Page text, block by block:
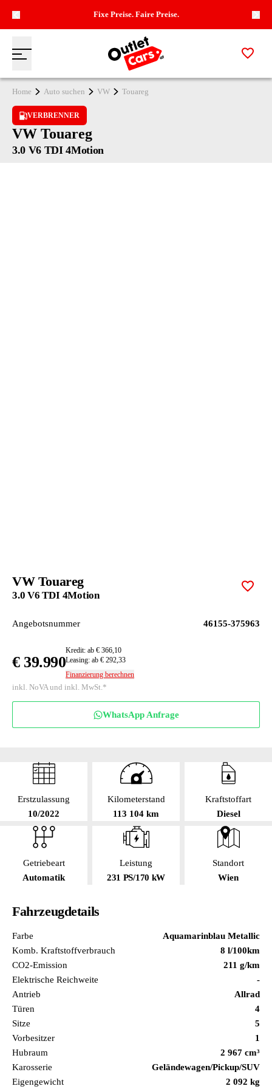
Fixe Preise. Faire Preise.
Menü
Zur Startseite
Zur
Home Auto suchen VW Touareg
VERBRENNER
VW Touareg
3.0 V6 TDI 4Motion
VW Touareg
3.0 V6 TDI 4Motion Zur
Angebotsnummer 46155-375963
€ 39.990
Kredit: ab € 366,10
Leasing: ab € 292,33
Finanzierung berechnen
inkl. NoVA und inkl. MwSt.*
WhatsApp Anfrage
Erstzulassung
10/2022
Kilometerstand
113 104 km
Kraftstoffart
Diesel
Getriebeart
Automatik
Leistung
231 PS/170 kW
Standort
Wien
Fahrzeugdetails
Farbe
Aquamarinblau Metallic
Komb. Kraftstoffverbrauch
8 l/100km
CO2-Emission
211 g/km
Elektrische Reichweite
-
Antrieb
Allrad
Türen
4
Sitze
5
Vorbesitzer
1
Hubraum
2 967 cm³
Karosserie
Geländewagen/Pickup/SUV
Eigengewicht
2 092 kg